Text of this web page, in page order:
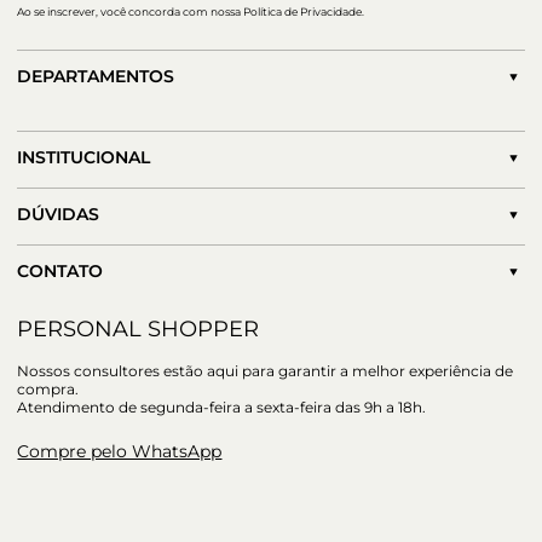
Ao se inscrever, você concorda com nossa Política de Privacidade.
DEPARTAMENTOS
INSTITUCIONAL
DÚVIDAS
CONTATO
PERSONAL SHOPPER
Nossos consultores estão aqui para garantir a melhor experiência de
compra.
Atendimento de segunda-feira a sexta-feira das 9h a 18h.
Compre pelo WhatsApp